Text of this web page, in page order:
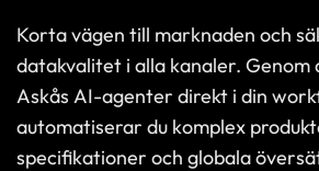
Korta vägen till marknaden och
datakvalitet i alla kanaler.
Askås AI-agenter direkt i din
automatiserar du komplex
specifikationer och globala